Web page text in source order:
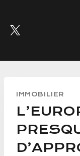
content
IMMOBILIER